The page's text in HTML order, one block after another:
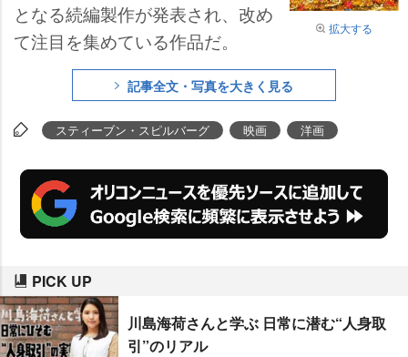
拡大する
となる続編製作が発表され、改め
て注目を集めている作品だ。
記事全文・写真を大きく見る
スティーブン・スピルバーグ 映画 洋画
PICK UP
川島海荷さんと学ぶ 日常に潜む“人身取
引”のリアル